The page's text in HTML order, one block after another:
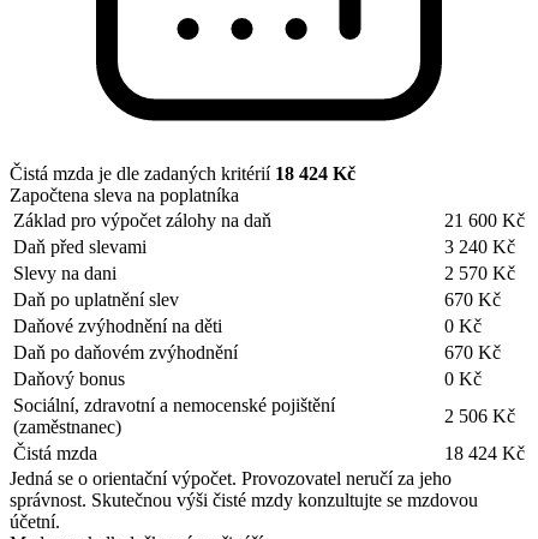
Čistá mzda je dle zadaných kritérií 18 424 Kč
Započtena sleva na poplatníka
Základ pro výpočet zálohy na daň
21 600 Kč
Daň před slevami
3 240 Kč
Slevy na dani
2 570 Kč
Daň po uplatnění slev
670 Kč
Daňové zvýhodnění na děti
0 Kč
Daň po daňovém zvýhodnění
670 Kč
Daňový bonus
0 Kč
Sociální, zdravotní a nemocenské pojištění
(zaměstnanec)
2 506 Kč
Čistá mzda
18 424 Kč
Jedná se o orientační výpočet. Provozovatel neručí za jeho
správnost. Skutečnou výši čisté mzdy konzultujte se mzdovou
účetní.